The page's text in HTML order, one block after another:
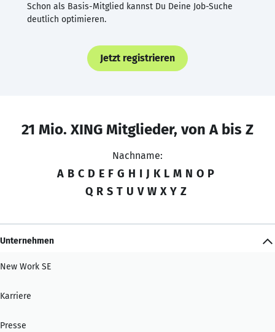
Schon als Basis-Mitglied kannst Du Deine Job-Suche
deutlich optimieren.
Jetzt registrieren
21 Mio. XING Mitglieder, von A bis Z
Nachname:
A B C D E F G H I J K L M N O P
Q R S T U V W X Y Z
Unternehmen
New Work SE
Karriere
Presse